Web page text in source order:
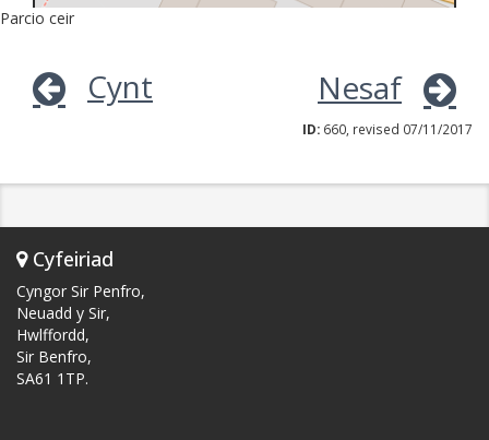
Parcio ceir
Cynt Nesaf
ID: 660, revised 07/11/2017
Cyfeiriad
Cyngor Sir Penfro,
Neuadd y Sir,
Hwlffordd,
Sir Benfro,
SA61 1TP.